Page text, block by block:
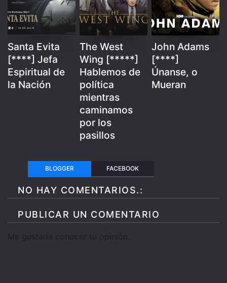
Santa Evita
[****] Jefa
Espiritual de
la Nación
The West
Wing [*****]
Hablemos de
política
mientras
caminamos
por los
pasillos
John Adams
[****]
Únanse, o
Mueran
BLOGGER FACEBOOK
NO HAY COMENTARIOS.:
PUBLICAR UN COMENTARIO
Me gustaría conocer tu opinión.